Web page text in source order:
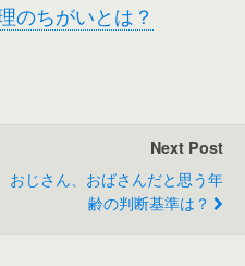
のちがいとは？
Next Post
おじさん、おばさんだと思う年
齢の判断基準は？